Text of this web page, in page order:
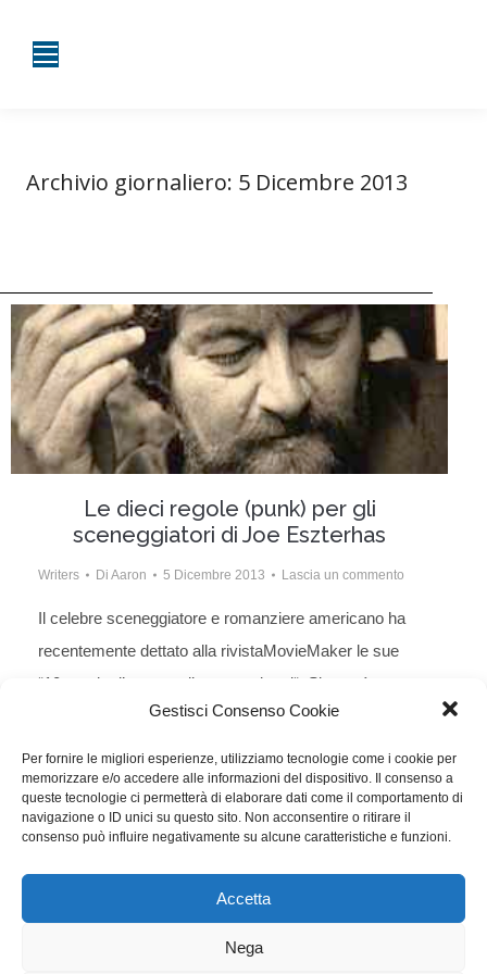
Gestisci Consenso Cookie
Per fornire le migliori esperienze, utilizziamo tecnologie come i cookie per
memorizzare e/o accedere alle informazioni del dispositivo. Il consenso a
queste tecnologie ci permetterà di elaborare dati come il comportamento di
navigazione o ID unici su questo sito. Non acconsentire o ritirare il
consenso può influire negativamente su alcune caratteristiche e funzioni.
Accetta
Nega
Archivio giornaliero: 5 Dicembre 2013
Le dieci regole (punk) per gli
sceneggiatori di Joe Eszterhas
Writers Di Aaron 5 Dicembre 2013 Lascia un commento
Il celebre sceneggiatore e romanziere americano ha
recentemente dettato alla rivistaMovieMaker le sue
“10 regole d’oro per gli sceneggiatori“. Si noterà un
certo livore nei confronti dell’attuale politica degli
Studios hollywoodiani, ma tant’è. In pratica questo
decalogo è a tutti gli effetti la versione punk delle
normali regole di scrittura. Potrebbe essere
sconsigliabile applicare questi…
+39 347 2461036